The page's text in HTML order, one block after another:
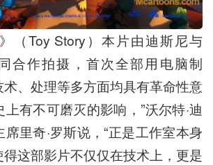
》（Toy Story）本片由迪斯尼与
合作拍摄，首次全部用电脑制
、处理等多方面均具有革命性意
有不可磨灭的影响，”沃尔特·迪
里奇·罗斯说，“正是工作室本身
这部影片不仅仅在技术上，更是